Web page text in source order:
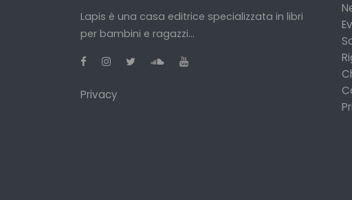
Lapis è una casa editrice specializzata in libri
per bambini e ragazzi...
Privacy